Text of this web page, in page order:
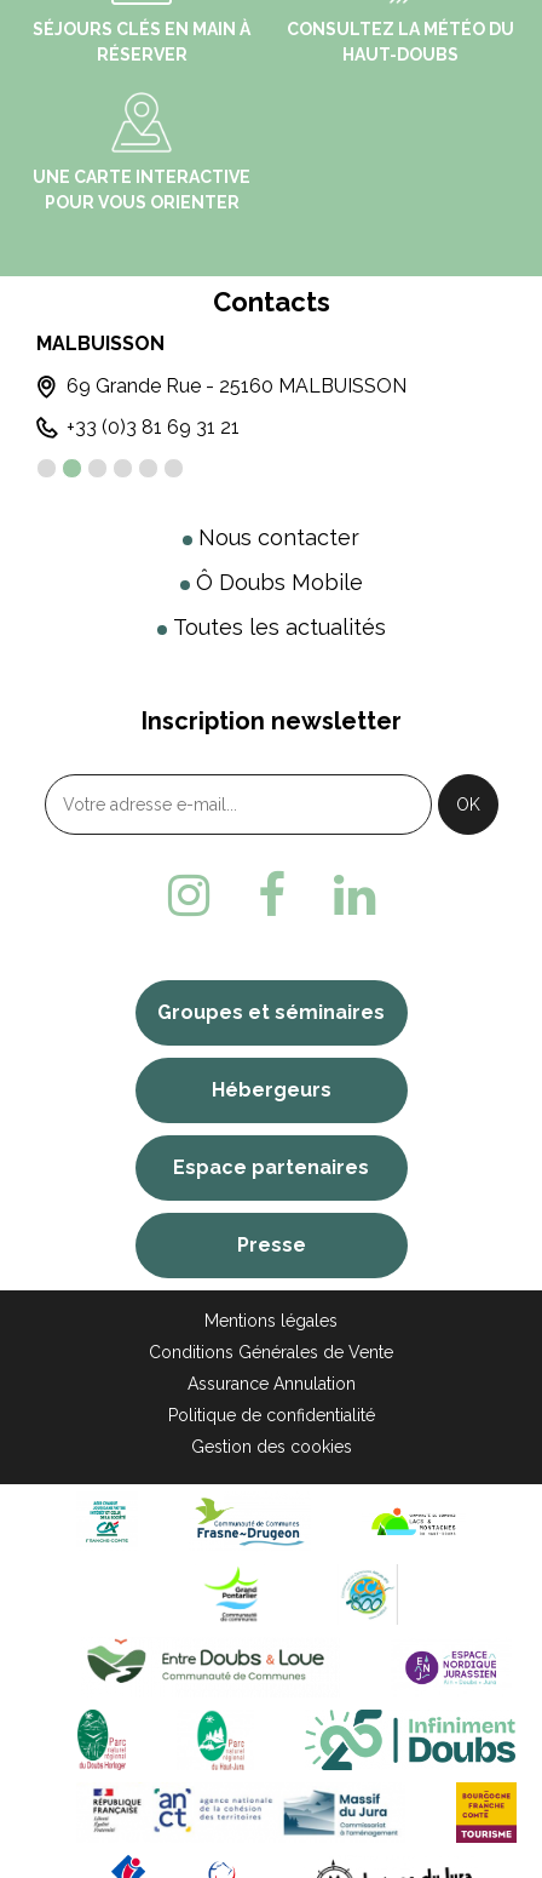
SÉJOURS CLÉS EN MAIN À
RÉSERVER
CONSULTEZ LA MÉTÉO DU
HAUT-DOUBS
UNE CARTE INTERACTIVE
POUR VOUS ORIENTER
Contacts
MOUTHE
3 Bis, Rue de la Varée - 25240 MOUTHE
+33 (0)3 81 69 22 78
Nous contacter
Ô Doubs Mobile
Toutes les actualités
Inscription newsletter
Groupes et séminaires
Hébergeurs
Espace partenaires
Presse
Mentions légales
Conditions Générales de Vente
Assurance Annulation
Politique de confidentialité
Gestion des cookies